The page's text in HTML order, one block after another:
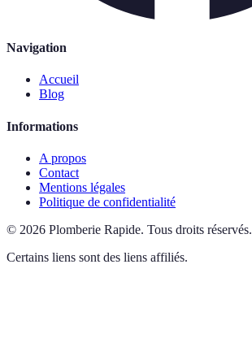
Navigation
Accueil
Blog
Informations
A propos
Contact
Mentions légales
Politique de confidentialité
© 2026 Plomberie Rapide. Tous droits réservés.
Certains liens sont des liens affiliés.